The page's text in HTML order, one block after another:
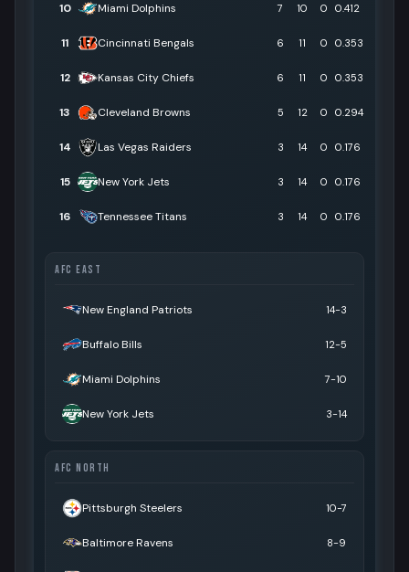
10 Miami Dolphins 7 10 0 0.412
11 Cincinnati Bengals 6 11 0 0.353
12 Kansas City Chiefs 6 11 0 0.353
13 Cleveland Browns 5 12 0 0.294
14 Las Vegas Raiders 3 14 0 0.176
15 New York Jets 3 14 0 0.176
16 Tennessee Titans 3 14 0 0.176
AFC EAST
New England Patriots 14-3
Buffalo Bills 12-5
Miami Dolphins 7-10
New York Jets 3-14
AFC NORTH
Pittsburgh Steelers 10-7
Baltimore Ravens 8-9